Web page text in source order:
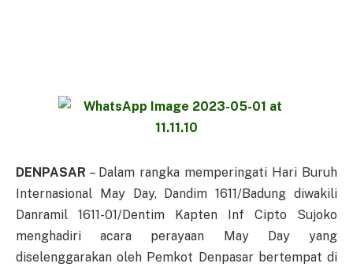
DENPASAR – Dalam rangka memperingati Hari Buruh
Internasional May Day, Dandim 1611/Badung diwakili
Danramil 1611-01/Dentim Kapten Inf Cipto Sujoko
menghadiri acara perayaan May Day yang
diselenggarakan oleh Pemkot Denpasar bertempat di